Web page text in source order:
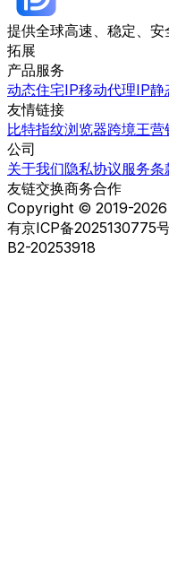
提供全球高速、稳定、
拓展
产品服务
动态住宅IP移动代理IP静
友情链接
比特指纹浏览器跨境王营
公司
关于我们隐私协议服务条
友链交换商务合作
Copyright © 2019-2026
有京ICP备2025130775
B2-20253918